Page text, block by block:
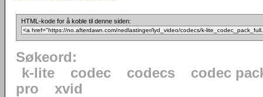
HTML-kode for å koble til denne siden:
Søkeord:
k-lite
codec codecs
codec
pro
xvid